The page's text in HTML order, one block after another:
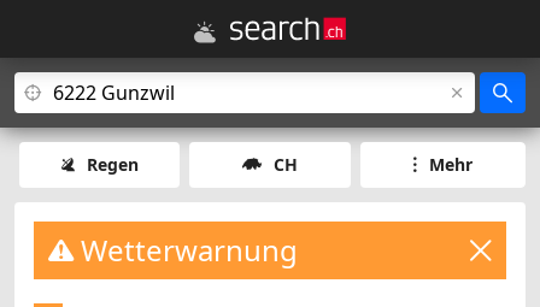
Regen CH Mehr
Wetterwarnung